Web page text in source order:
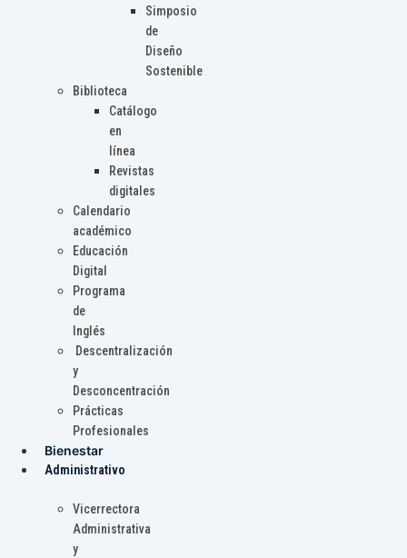
Simposio
de
Diseño
Sostenible
Biblioteca
Catálogo
en
línea
Revistas
digitales
Calendario
académico
Educación
Digital
Programa
de
Inglés
Descentralización
y
Desconcentración
Prácticas
Profesionales
Bienestar
Administrativo
Vicerrectora
Administrativa
y